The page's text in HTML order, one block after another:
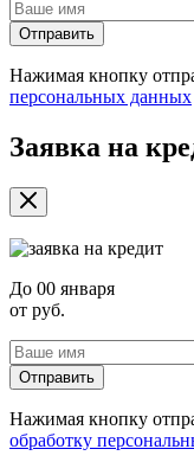
Отправить
Нажимая кнопку
персональных данных
Заявка на
До 00 января
от руб.
Отправить
Нажимая кнопку
обработку